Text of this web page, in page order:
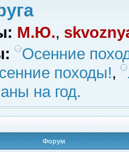
М.Ю.,
Осенние
походы!,
на год.
Форум